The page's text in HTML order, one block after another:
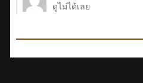
ดูไม่ได้เลย